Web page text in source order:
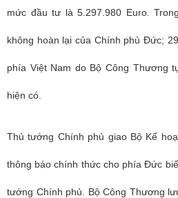
mức đầu tư là 5.297.980 Euro.
không hoàn lại của Chính phủ Đức;
phía Việt Nam do Bộ Công Thương
hiện có.
Thủ tướng Chính phủ giao Bộ Kế
thông báo chính thức cho phía Đức
tướng Chính phủ. Bộ Công Thương